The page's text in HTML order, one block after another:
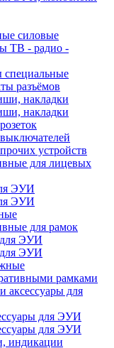
силовые
ТВ - радио -
разъёмов
накладки
накладки
устройств
для лицевых
ЭУИ
ЭУИ
для рамок
ЭУИ
ЭУИ
рамками
аксессуары для
для ЭУИ
для ЭУИ
индикации